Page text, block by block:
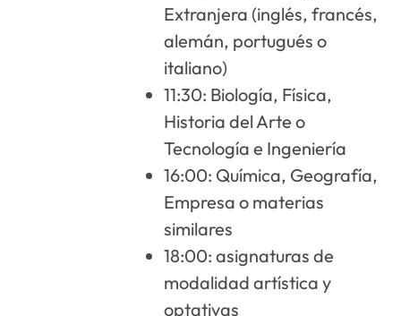
Extranjera (inglés, francés,
alemán, portugués o
italiano)
11:30: Biología, Física,
Historia del Arte o
Tecnología e Ingeniería
16:00: Química, Geografía,
Empresa o materias
similares
18:00: asignaturas de
modalidad artística y
optativas